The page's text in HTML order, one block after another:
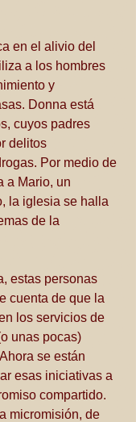
en el alivio del
a los hombres
y
Donna está
cuyos padres
delitos
Por medio de
a Mario, un
la iglesia se halla
de la
estas personas
cuenta de que la
los servicios de
unas pocas)
se están
esas iniciativas a
compartido.
micromisión, de